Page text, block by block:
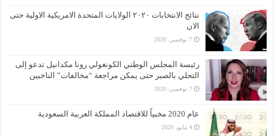
نتائج الانتخابات ٢٠٢٠ الولايات المتحدة الامريكية الاولية حتى
الان
7 نوفمبر، 2020
رئيسة المجلس الوطني الكونغولي رونا مكدانيل تدعو إلى
التحلي بالصبر حتى يمكن مراجعة “مخالفات” الناخبين
7 نوفمبر، 2020
عام 2020 مخبياً للاقتصاد المملكة العربية السعودية
4 مايو، 2020